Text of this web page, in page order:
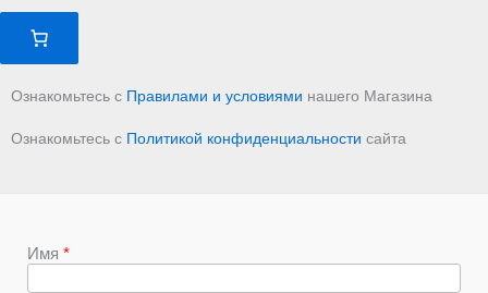
Ознакомьтесь с Правилами и условиями нашего Магазина
Ознакомьтесь с Политикой конфиденциальности сайта
Имя